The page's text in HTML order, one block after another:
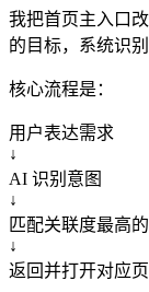
我把首页主入口
的目标，系统识
核心流程是：
用户表达需求
↓
AI 识别意图
↓
匹配关联度最高
↓
返回并打开对应